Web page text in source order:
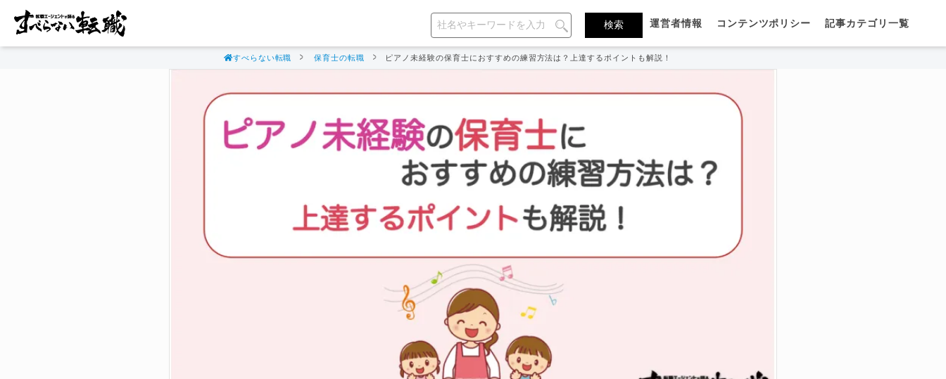
運営者情報 コンテンツポリシー 記事カテゴリ一覧
すべらない転職 保育士の転職 ピアノ未経験の保育士におすすめの練習方法は？上達するポイントも解説！